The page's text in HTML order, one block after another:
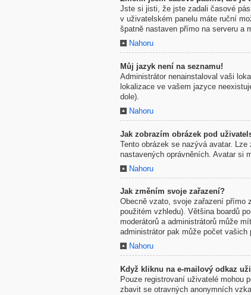
Jste si jisti, že jste zadali časové
v uživatelském panelu máte ruční
špatně nastaven přímo na serveru a
Nahoru
Můj jazyk není na seznamu!
Administrátor nenainstaloval vaši
lokalizace ve vašem jazyce
dole).
Nahoru
Jak zobrazím obrázek pod
Tento obrázek se nazývá avatar.
nastavených oprávněních. Avatar si
Nahoru
Jak změním svoje zařazení?
Obecně vzato, svoje zařazení přímo
použitém vzhledu). Většina boardů
moderátorů a administrátorů může
administrátor pak může počet
Nahoru
Když kliknu na e-mailový odkaz
Pouze registrovaní uživatelé mohou
zbavit se otravných anonymních